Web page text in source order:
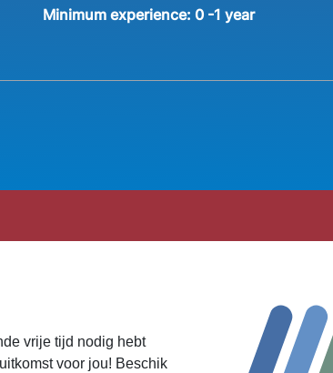
Minimum experience: 0 -1 year
vrije tijd nodig hebt
voor jou! Beschik